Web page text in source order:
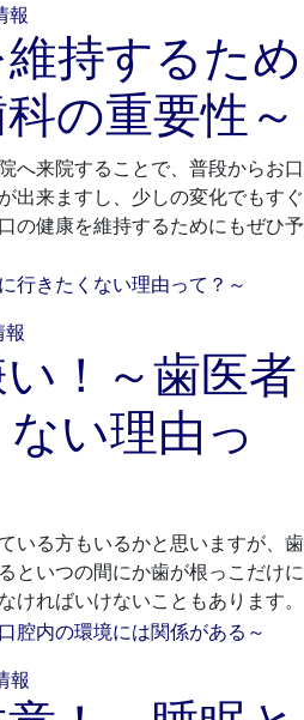
報
年
6
月
28
日
れ
も
と
歯
科
医
院
持するため
の重要性～
へ来院することで、普段からお口
出来ますし、少しの変化でもすぐ
の健康を維持するためにもぜひ予
報
年
6
月
28
れ
も
と
歯
院
！～歯医者
い理由っ
いる方もいるかと思いますが、歯
といつの間にか歯が根っこだけに
ければいけないこともあります。
報
年
れ